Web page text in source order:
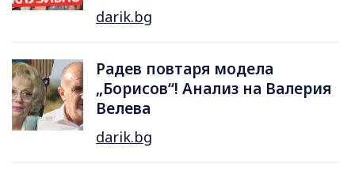
darik.bg
Радев повтаря модела
„Борисов“! Анализ на Валерия
Велева
darik.bg